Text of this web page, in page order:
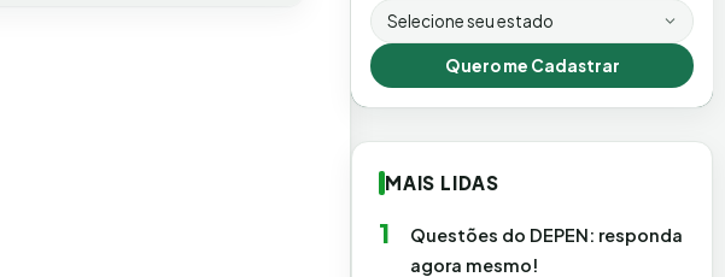
Estado
Quero me Cadastrar
MAIS LIDAS
1
Questões do DEPEN: responda
agora mesmo!